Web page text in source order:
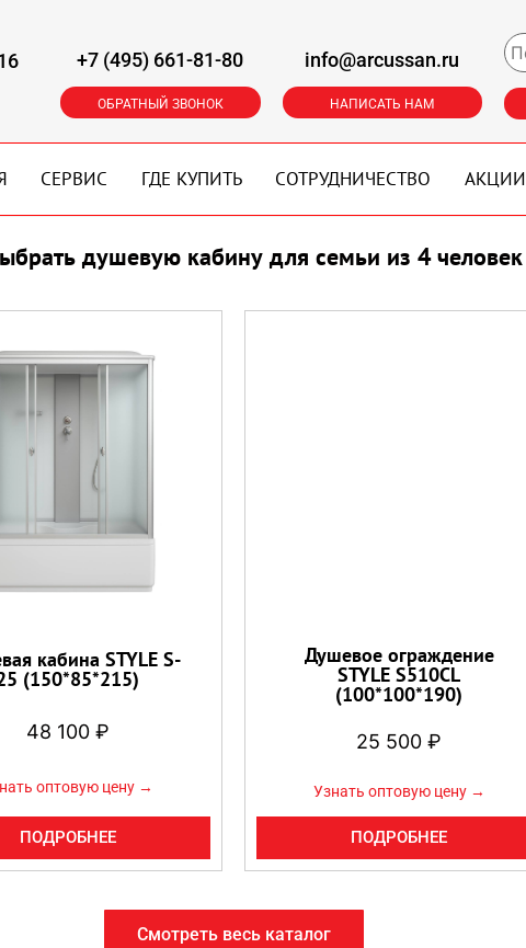
+7 (495) 661-81-80
ОБРАТНЫЙ ЗВОНОК
info@arcussan.ru
НАПИСАТЬ НАМ
СЕРВИС ГДЕ КУПИТЬ СОТРУДНИЧЕСТВО АКЦИИ
душевую кабину для семьи из 4 человек
кабина STYLE S-
(150*85*215)
48 100 ₽
оптовую цену →
ПОДРОБНЕЕ
Душевое ограждение
STYLE S510CL
(100*100*190)
25 500₽
Узнать оптовую цену →
ПОДРОБНЕЕ
Смотреть весь каталог